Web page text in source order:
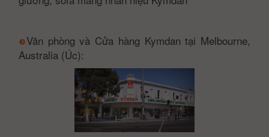
Văn phòng và Cửa hàng Kymdan tại Melbourne,
Australia (Úc):